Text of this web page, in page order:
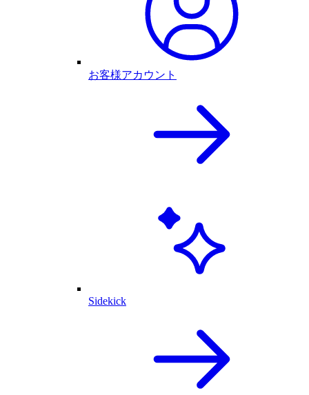
お客様アカウント
Sidekick